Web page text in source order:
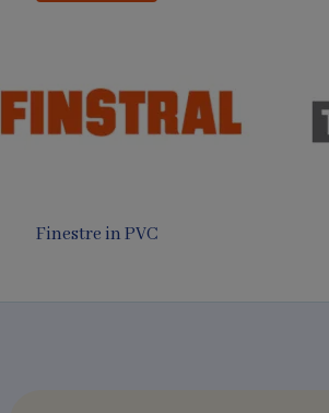
in legno e alluminio